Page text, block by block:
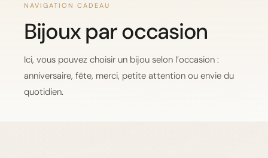
NAVIGATION CADEAU
Bijoux par occasion
Ici, vous pouvez choisir un bijou selon l’occasion :
anniversaire, fête, merci, petite attention ou envie du
quotidien.